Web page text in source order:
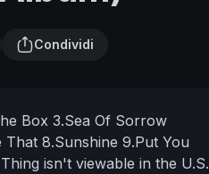
Condividi
Box 3.Sea Of Sorrow
That 8.Sunshine 9.Put You
isn't viewable in the U.S.